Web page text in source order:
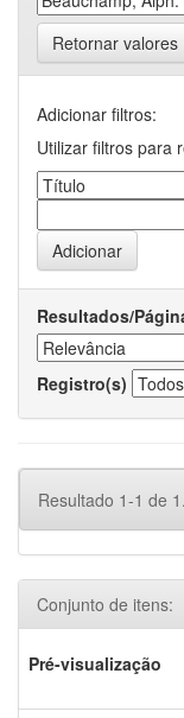
Retornar valores
Adicionar filtros:
Utilizar filtros para
Resultados/
Registro(s)
Resultado 1-1 de 1.
Conjunto de itens:
Pré-visualização